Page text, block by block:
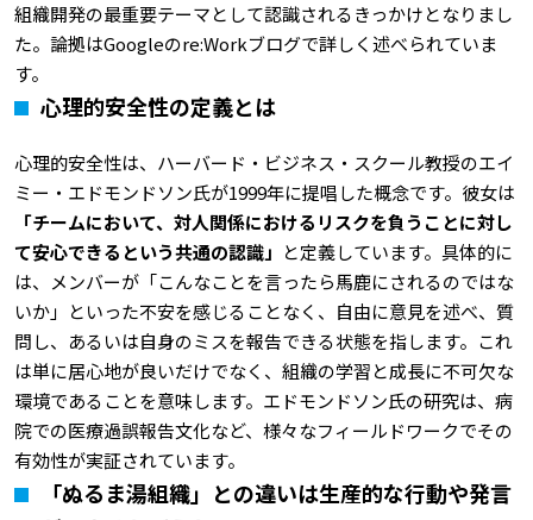
組織開発の最重要テーマとして認識されるきっかけとなりまし
た。論拠はGoogleのre:Workブログで詳しく述べられていま
す。
心理的安全性の定義とは
心理的安全性は、ハーバード・ビジネス・スクール教授のエイ
ミー・エドモンドソン氏が1999年に提唱した概念です。彼女は
「チームにおいて、対人関係におけるリスクを負うことに対し
て安心できるという共通の認識」 と定義しています。具体的に
は、メンバーが「こんなことを言ったら馬鹿にされるのではな
いか」といった不安を感じることなく、自由に意見を述べ、質
問し、あるいは自身のミスを報告できる状態を指します。これ
は単に居心地が良いだけでなく、組織の学習と成長に不可欠な
環境であることを意味します。エドモンドソン氏の研究は、病
院での医療過誤報告文化など、様々なフィールドワークでその
有効性が実証されています。
「ぬるま湯組織」との違いは生産的な行動や発言